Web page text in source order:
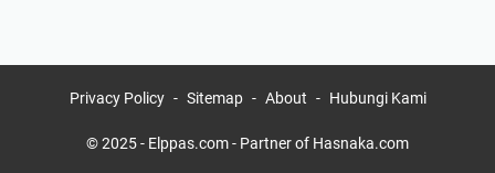
Privacy Policy Sitemap About Hubungi Kami
© 2025 - Elppas.com- Partner of Hasnaka.com